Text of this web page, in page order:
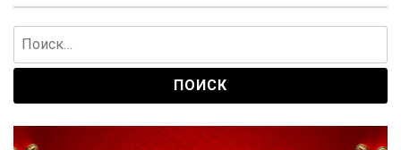
Найти: